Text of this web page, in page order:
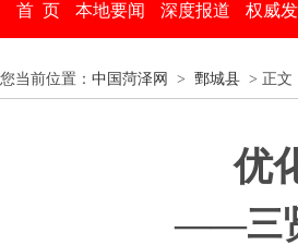
首 页 本地要闻 深度报道 权威
您当前位置： 中国菏泽网 > 鄄城县 > 正文
优
——三